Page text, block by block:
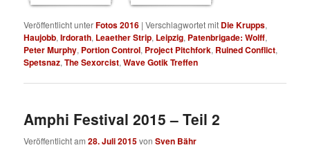
Veröffentlicht unterFotos 2016 |Verschlagwortet mit Die Krupps,
Haujobb,Irdorath, Leaether Strip, Leipzig, Patenbrigade: Wolff,
Peter Murphy, Portion Control, Project Pitchfork, Ruined Conflict,
Spetsnaz,The Sexorcist,Wave Gotik Treffen
Amphi Festival 2015 – Teil 2
Veröffentlicht am28. Juli 2015vonSven Bähr